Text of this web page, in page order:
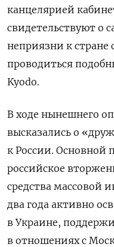
канцелярией
свидетельствуют о
неприязни к стране
проводиться
Kyodo.
В ходе нынешнего
высказались о
к России. Основной
российское
средства массовой
два года активно
в Украине,
в отношениях с